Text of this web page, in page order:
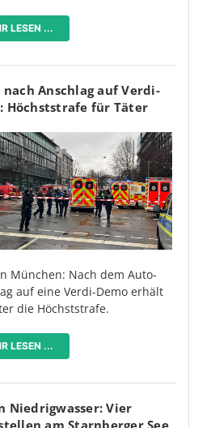
LESEN ...
Anschlag auf Verdi-
Höchststrafe für Täter
München: Nach dem Auto-
auf eine Verdi-Demo erhält
die Höchststrafe.
LESEN ...
Niedrigwasser: Vier